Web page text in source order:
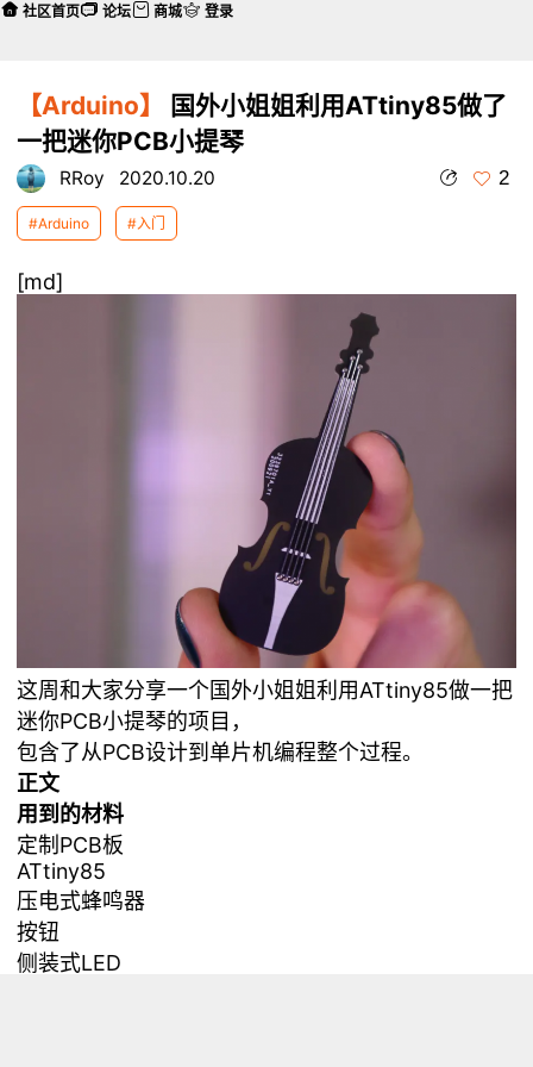
【Arduino】
国外小姐姐利用ATtiny85做了
一把迷你PCB小提琴
RRoy 2020.10.20 2
#Arduino #入门
[md]
这周和大家分享一个国外小姐姐利用ATtiny85做一把
迷你PCB小提琴的项目，
包含了从PCB设计到单片机编程整个过程。
正文
用到的材料
定制PCB板
ATtiny85
压电式蜂鸣器
按钮
侧装式LED
社区首页 论坛 商城 登录